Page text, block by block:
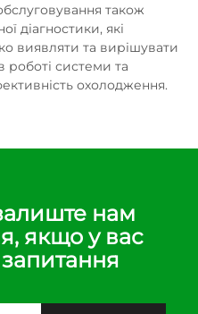
також
діагностики, які
виявляти та вирішувати
роботі системи та
охолодження.
нам
якщо у вас